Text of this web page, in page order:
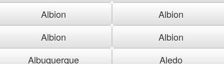
Albion
Albion
Albion
Albion
Albuquerque
Aledo